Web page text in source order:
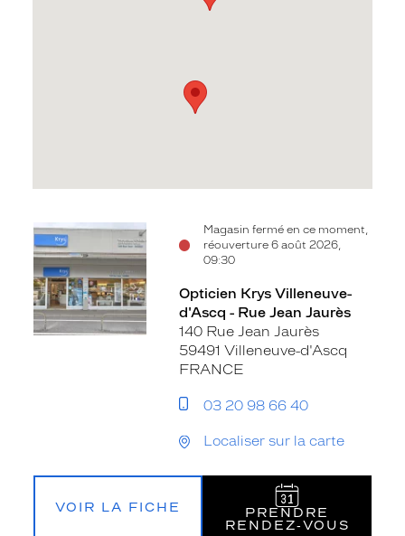
Magasin fermé en ce moment,
réouverture 6 août 2026,
09:30
Voir
la
fiche
Opticien Krys Villeneuve-
d'Ascq - Rue Jean Jaurès
140 Rue Jean Jaurès
59491 Villeneuve-d'Ascq
FRANCE
03 20 98 66 40
Localiser sur la carte
VOIR LA FICHE
PRENDRE
RENDEZ‑VOUS
Voir
la
fiche